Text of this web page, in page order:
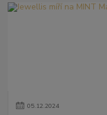
05.12.2024